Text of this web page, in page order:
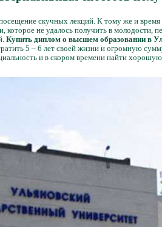
скучных лекций. К тому же и
не удалось получить в молодости,
Купить диплом о высшем образовании в
5 – 6 лет своей жизни и огромную
и в скором времени найти